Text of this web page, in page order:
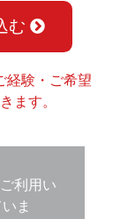
利用い
ま
む
経験・ご希望
ます。